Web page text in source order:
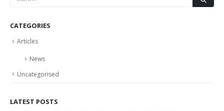
CATEGORIES
Articles
News
Uncategorised
LATEST POSTS